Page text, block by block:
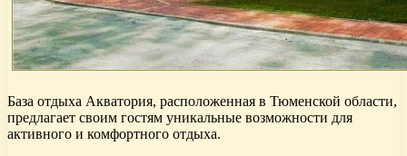
База отдыха Акватория, расположенная в Тюменской области,
предлагает своим гостям уникальные возможности для
активного и комфортного отдыха.